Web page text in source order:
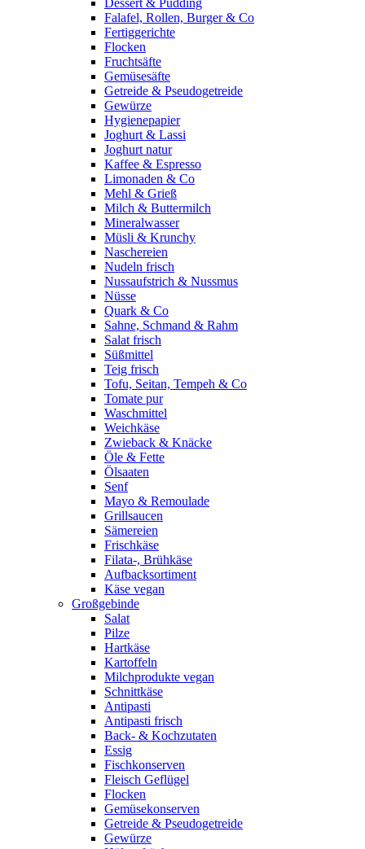
Dessert & Pudding
Falafel, Rollen, Burger & Co
Fertiggerichte
Flocken
Fruchtsäfte
Gemüsesäfte
Getreide & Pseudogetreide
Gewürze
Hygienepapier
Joghurt & Lassi
Joghurt natur
Kaffee & Espresso
Limonaden & Co
Mehl & Grieß
Milch & Buttermilch
Mineralwasser
Müsli & Krunchy
Naschereien
Nudeln frisch
Nussaufstrich & Nussmus
Nüsse
Quark & Co
Sahne, Schmand & Rahm
Salat frisch
Süßmittel
Teig frisch
Tofu, Seitan, Tempeh & Co
Tomate pur
Waschmittel
Weichkäse
Zwieback & Knäcke
Öle & Fette
Ölsaaten
Senf
Mayo & Remoulade
Grillsaucen
Sämereien
Frischkäse
Filata-, Brühkäse
Aufbacksortiment
Käse vegan
Großgebinde
Salat
Pilze
Hartkäse
Kartoffeln
Milchprodukte vegan
Schnittkäse
Antipasti
Antipasti frisch
Back- & Kochzutaten
Essig
Fischkonserven
Fleisch Geflügel
Flocken
Gemüsekonserven
Getreide & Pseudogetreide
Gewürze